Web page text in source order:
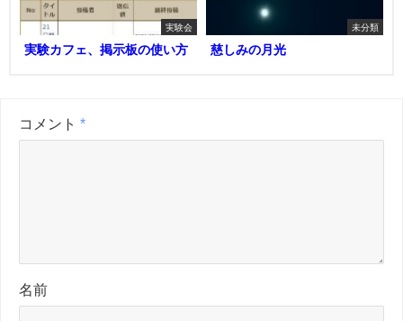
実験会
実験カフェ、掲示板の使い方
未分類
慈しみの月光
コメント *
名前